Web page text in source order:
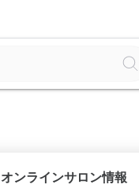
オンラインサロン情報